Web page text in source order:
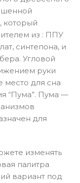
который
из : ППУ
синтепона, и
Угловой
руки
место для сна
“Пума”. Пума —
для
изменять
палитра
вариант под